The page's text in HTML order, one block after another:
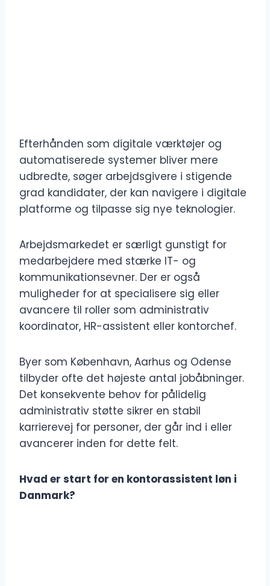
Efterhånden som digitale værktøjer og
automatiserede systemer bliver mere
udbredte, søger arbejdsgivere i stigende
grad kandidater, der kan navigere i digitale
platforme og tilpasse sig nye teknologier.
Arbejdsmarkedet er særligt gunstigt for
medarbejdere med stærke IT- og
kommunikationsevner. Der er også
muligheder for at specialisere sig eller
avancere til roller som administrativ
koordinator, HR-assistent eller kontorchef.
Byer som København, Aarhus og Odense
tilbyder ofte det højeste antal jobåbninger.
Det konsekvente behov for pålidelig
administrativ støtte sikrer en stabil
karrierevej for personer, der går ind i eller
avancerer inden for dette felt.
Hvad er start for en kontorassistent løn i
Danmark?